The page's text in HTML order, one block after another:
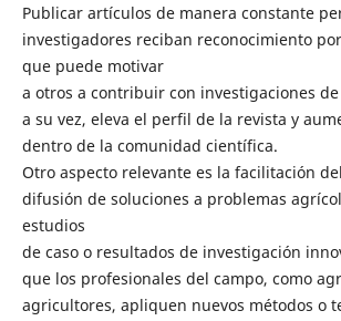
Publicar artículos de manera constante
investigadores reciban reconocimiento
que puede motivar
a otros a contribuir con investigaciones
a su vez, eleva el perfil de la revista y
dentro de la comunidad científica.
Otro aspecto relevante es la facilitación
difusión de soluciones a problemas
estudios
de caso o resultados de investigación
que los profesionales del campo, como
agricultores, apliquen nuevos métodos o